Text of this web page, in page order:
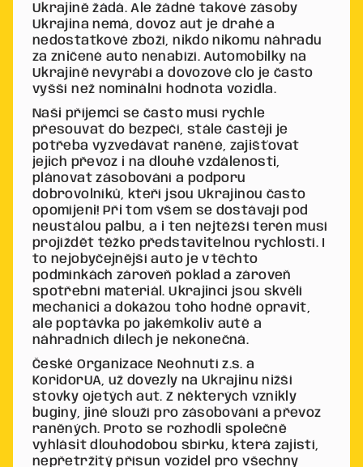
Ukrajině žádá. Ale žádné takové zásoby
Ukrajina nemá, dovoz aut je drahé a
nedostatkové zboží, nikdo nikomu náhradu
za zničené auto nenabízí. Automobilky na
Ukrajině nevyrábí a dovozové clo je často
vyšší než nominální hodnota vozidla.
Naši příjemci se často musí rychle
přesouvat do bezpečí, stále častěji je
potřeba vyzvedávat raněné, zajišťovat
jejich převoz i na dlouhé vzdálenosti,
plánovat zásobování a podporu
dobrovolníků, kteří jsou Ukrajinou často
opomíjeni! Při tom všem se dostávají pod
neustálou palbu, a i ten nejtěžší terén musí
projíždět těžko představitelnou rychlostí. I
to nejobyčejnější auto je v těchto
podmínkách zároveň poklad a zároveň
spotřební materiál. Ukrajinci jsou skvělí
mechanici a dokážou toho hodně opravit,
ale poptávka po jakémkoliv autě a
náhradních dílech je nekonečná.
České Organizace Neohnutí z.s. a
KoridorUA, už dovezly na Ukrajinu nižší
stovky ojetých aut. Z některých vznikly
buginy, jiné slouží pro zásobování a převoz
raněných. Proto se rozhodli společně
vyhlásit dlouhodobou sbírku, která zajistí,
nepřetržitý přísun vozidel pro všechny